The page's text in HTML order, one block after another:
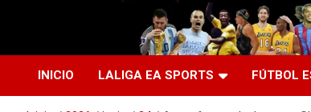
Agente Libre Digital
La nueva generación del periodismo deportivo.
INICIO LALIGA EA SPORTS FÚTBOL